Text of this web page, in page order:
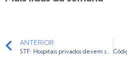
ANTERIOR
STF: Hospitais privados devem ser ressarcidos pela tabela da ANS, quando atendem por ordem judicial pacientes SUS